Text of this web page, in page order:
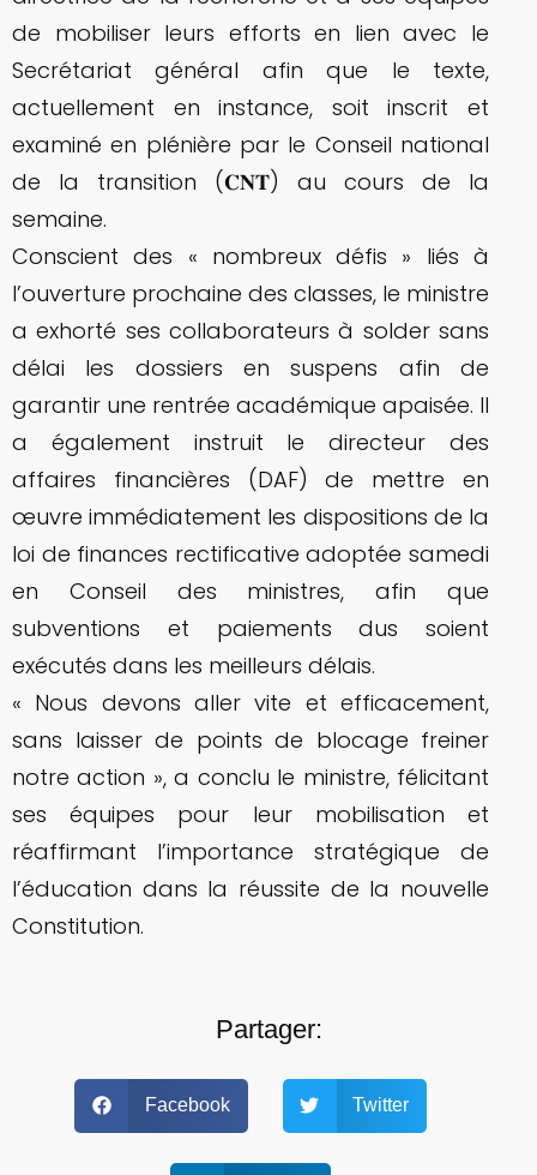
de mobiliser leurs efforts en lien avec le
Secrétariat général afin que le texte,
actuellement en instance, soit inscrit et
examiné en plénière par le Conseil national
de la transition (𝐂𝐍𝐓) au cours de la
semaine.
Conscient des « nombreux défis » liés à
l’ouverture prochaine des classes, le ministre
a exhorté ses collaborateurs à solder sans
délai les dossiers en suspens afin de
garantir une rentrée académique apaisée. Il
a également instruit le directeur des
affaires financières (DAF) de mettre en
œuvre immédiatement les dispositions de la
loi de finances rectificative adoptée samedi
en Conseil des ministres, afin que
subventions et paiements dus soient
exécutés dans les meilleurs délais.
« Nous devons aller vite et efficacement,
sans laisser de points de blocage freiner
notre action », a conclu le ministre, félicitant
ses équipes pour leur mobilisation et
réaffirmant l’importance stratégique de
l’éducation dans la réussite de la nouvelle
Constitution.
Partager:
Facebook Twitter